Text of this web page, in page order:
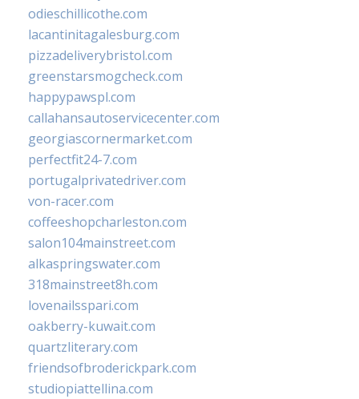
odieschillicothe.com
lacantinitagalesburg.com
pizzadeliverybristol.com
greenstarsmogcheck.com
happypawspl.com
callahansautoservicecenter.com
georgiascornermarket.com
perfectfit24-7.com
portugalprivatedriver.com
von-racer.com
coffeeshopcharleston.com
salon104mainstreet.com
alkaspringswater.com
318mainstreet8h.com
lovenailsspari.com
oakberry-kuwait.com
quartzliterary.com
friendsofbroderickpark.com
studiopiattellina.com